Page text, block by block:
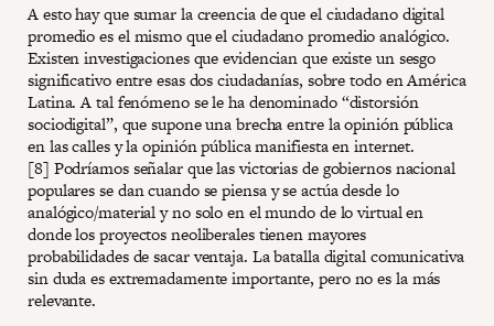
A esto hay que sumar la creencia de que el ciudadano digital
promedio es el mismo que el ciudadano promedio analógico.
Existen investigaciones que evidencian que existe un sesgo
significativo entre esas dos ciudadanías, sobre todo en América
Latina. A tal fenómeno se le ha denominado “distorsión
sociodigital”, que supone una brecha entre la opinión pública
en las calles y la opinión pública manifiesta en internet.
[8] Podríamos señalar que las victorias de gobiernos nacional
populares se dan cuando se piensa y se actúa desde lo
analógico/material y no solo en el mundo de lo virtual en
donde los proyectos neoliberales tienen mayores
probabilidades de sacar ventaja. La batalla digital comunicativa
sin duda es extremadamente importante, pero no es la más
relevante.